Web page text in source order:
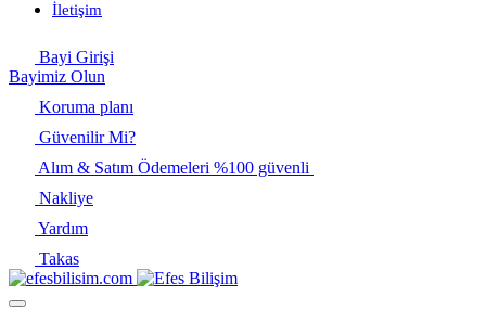
İletişim
Bayi Girişi
Bayimiz Olun
Koruma planı
Güvenilir Mi?
Alım & Satım Ödemeleri %100 güvenli
Nakliye
Yardım
Takas